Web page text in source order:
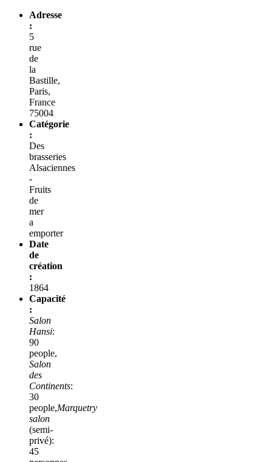
Adresse
:
5
rue
de
la
Bastille,
Paris,
France
75004
Catégorie
:
Des
brasseries
Alsaciennes
-
Fruits
de
mer
a
emporter
Date
de
création
:
1864
Capacité
:
Salon
Hansi:
90
people,
Salon
des
Continents:
30
people,Marquetry
salon
(semi-
privé):
45